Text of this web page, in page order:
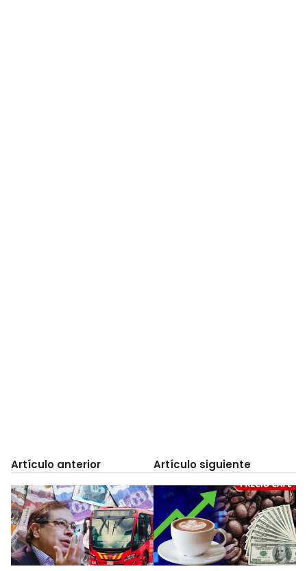
Artículo anterior Artículo siguiente